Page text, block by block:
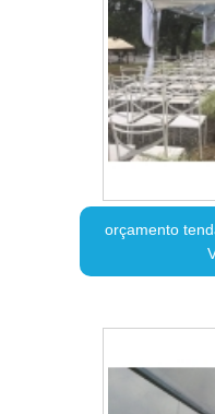
orçamento